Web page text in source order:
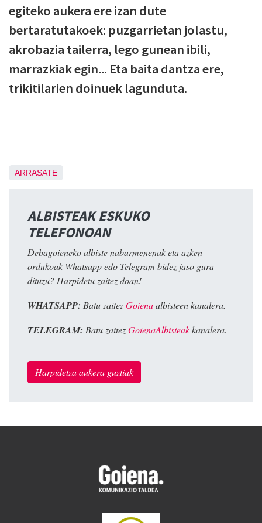
egiteko aukera ere izan dute
bertaratutakoek: puzgarrietan jolastu,
akrobazia tailerra, lego gunean ibili,
marrazkiak egin... Eta baita dantza ere,
trikitilarien doinuek lagunduta.
ARRASATE
ALBISTEAK ESKUKO
TELEFONOAN
Debagoieneko albiste nabarmenenak eta azken
ordukoak Whatsapp edo Telegram bidez jaso gura
dituzu? Harpidetu zaitez doan!
WHATSAPP: Batu zaitezGoienaalbisteen kanalera.
TELEGRAM: Batu zaitezGoienaAlbisteakkanalera.
Harpidetza aukera guztiak